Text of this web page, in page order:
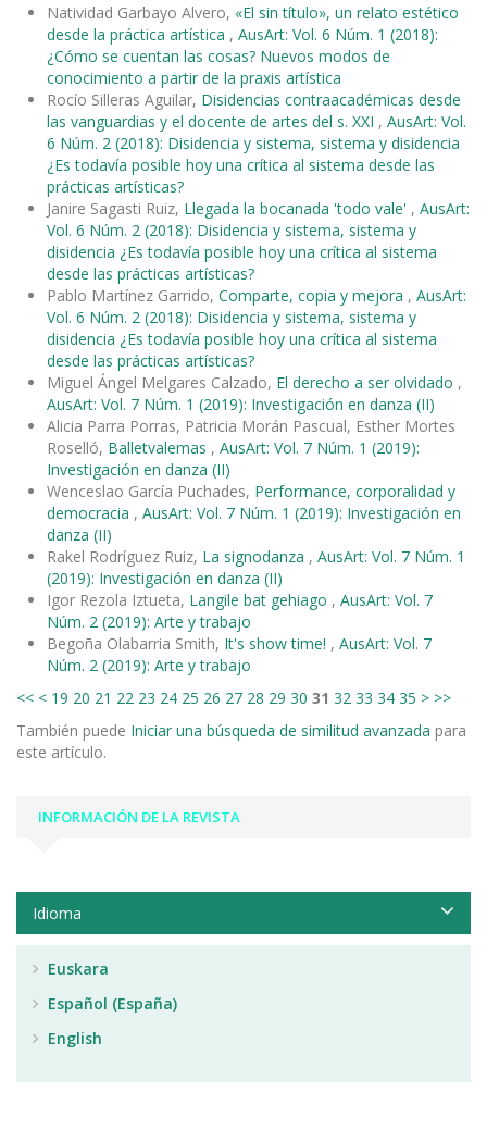
Natividad Garbayo Alvero, «El sin título», un relato estético
desde la práctica artística , AusArt: Vol. 6 Núm. 1 (2018):
¿Cómo se cuentan las cosas? Nuevos modos de
conocimiento a partir de la praxis artística
Rocío Silleras Aguilar, Disidencias contraacadémicas desde
las vanguardias y el docente de artes del s. XXI , AusArt: Vol.
6 Núm. 2 (2018): Disidencia y sistema, sistema y disidencia
¿Es todavía posible hoy una crítica al sistema desde las
prácticas artísticas?
Janire Sagasti Ruiz, Llegada la bocanada 'todo vale' , AusArt:
Vol. 6 Núm. 2 (2018): Disidencia y sistema, sistema y
disidencia ¿Es todavía posible hoy una crítica al sistema
desde las prácticas artísticas?
Pablo Martínez Garrido, Comparte, copia y mejora , AusArt:
Vol. 6 Núm. 2 (2018): Disidencia y sistema, sistema y
disidencia ¿Es todavía posible hoy una crítica al sistema
desde las prácticas artísticas?
Miguel Ángel Melgares Calzado, El derecho a ser olvidado ,
AusArt: Vol. 7 Núm. 1 (2019): Investigación en danza (II)
Alicia Parra Porras, Patricia Morán Pascual, Esther Mortes
Roselló, Balletvalemas , AusArt: Vol. 7 Núm. 1 (2019):
Investigación en danza (II)
Wenceslao García Puchades, Performance, corporalidad y
democracia , AusArt: Vol. 7 Núm. 1 (2019): Investigación en
danza (II)
Rakel Rodríguez Ruiz, La signodanza , AusArt: Vol. 7 Núm. 1
(2019): Investigación en danza (II)
Igor Rezola Iztueta, Langile bat gehiago , AusArt: Vol. 7
Núm. 2 (2019): Arte y trabajo
Begoña Olabarria Smith, It's show time! , AusArt: Vol. 7
Núm. 2 (2019): Arte y trabajo
<< < 19 20 21 22 23 24 25 26 27 28 29 30 31 32 33 34 35 > >>
También puede Iniciar una búsqueda de similitud avanzada para
este artículo.
INFORMACIÓN DE LA REVISTA
Idioma
Euskara
Español (España)
English